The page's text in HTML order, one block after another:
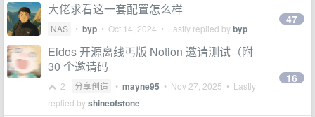
大佬求看这一套配置怎么样
NAS • byp • Oct 14, 2024 • Lastly replied bybyp
47
Eidos 开源离线丐版 Notion 邀请测试（附
30 个邀请码
2 分享创造 • mayne95 • Nov 27, 2025 • Lastly
replied byshineofstone
16